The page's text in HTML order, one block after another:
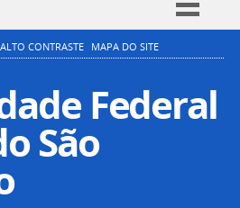
Simplifique!
Participe
Acesso à informação
Legislação
ALTO CONTRASTE MAPA DO SITE
Federal
São